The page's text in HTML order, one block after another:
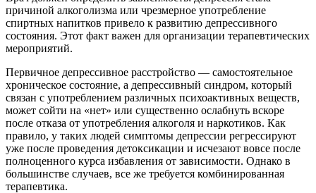
причиной алкоголизма или чрезмерное употребление
спиртных напитков привело к развитию депрессивного
состояния. Этот факт важен для организации терапевтических
мероприятий.
Первичное депрессивное расстройство — самостоятельное
хроническое состояние, а депрессивный синдром, который
связан с употреблением различных психоактивных веществ,
может сойти на «нет» или существенно ослабнуть вскоре
после отказа от употребления алкоголя и наркотиков. Как
правило, у таких людей симптомы депрессии регрессируют
уже после проведения детоксикации и исчезают вовсе после
полноценного курса избавления от зависимости. Однако в
большинстве случаев, все же требуется комбинированная
терапевтика.